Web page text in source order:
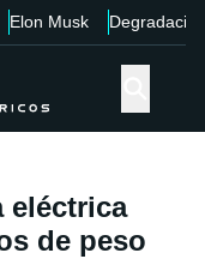
Elon Musk Degradación
eléctrica
de peso